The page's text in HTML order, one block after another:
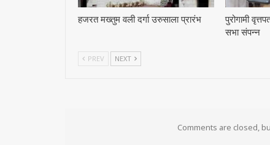
हजरत मख्तुम वली दर्गा उरुसाला प्रारंभ
पुरोगामी
सभा संपन्न
PREV NEXT
Comments are closed,